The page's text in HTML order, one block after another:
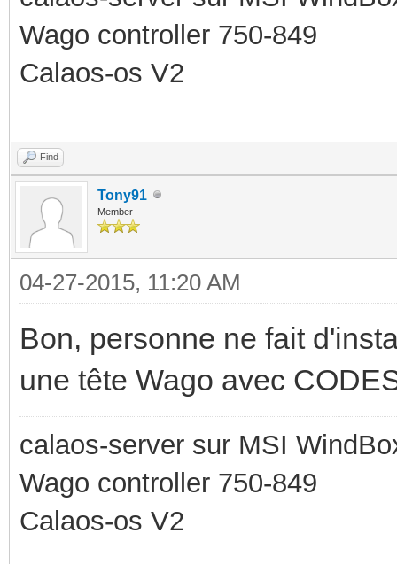
Wago controller 750-849
Calaos-os V2
Find
Tony91
Member
04-27-2015, 11:20 AM
Bon, personne ne fait
une tête Wago avec
calaos-server sur MSI
Wago controller 750-849
Calaos-os V2